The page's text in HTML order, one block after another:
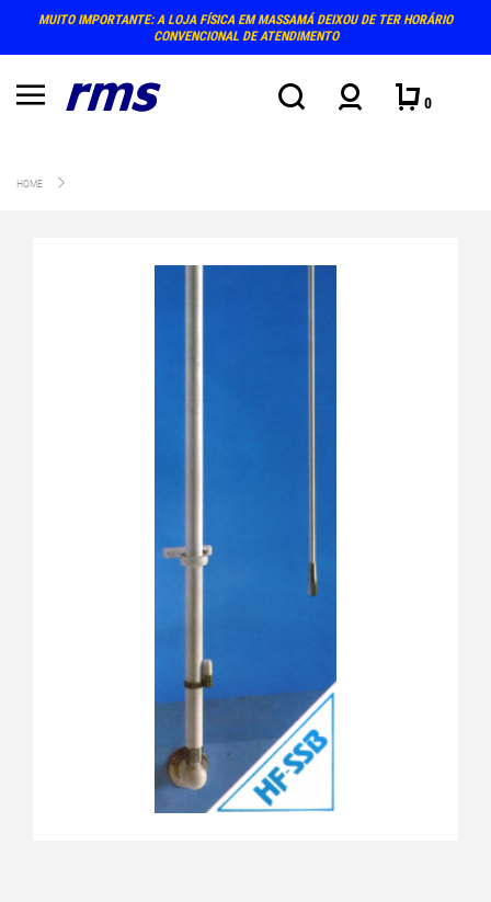
MUITO IMPORTANTE: A LOJA FÍSICA EM MASSAMÁ DEIXOU DE TER HORÁRIO
CONVENCIONAL DE ATENDIMENTO
0
HOME